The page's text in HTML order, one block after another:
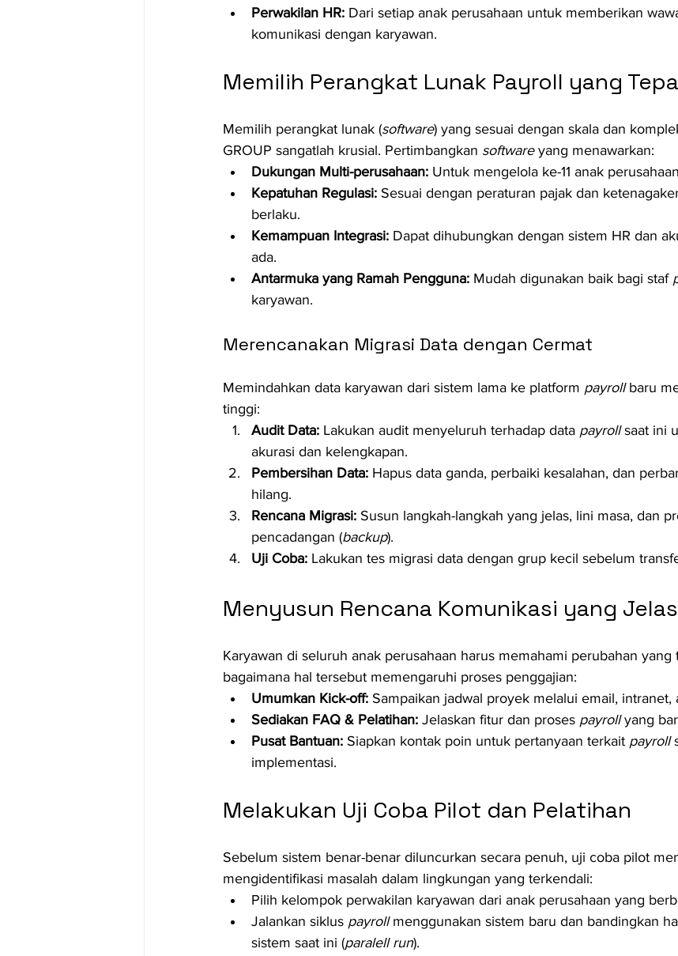
Perwakilan HR: Dari setiap anak perusahaan untuk memberikan
komunikasi dengan karyawan.
Memilih Perangkat Lunak Payroll yang
Memilih perangkat lunak (software) yang sesuai dengan skala dan
GROUP sangatlah krusial. Pertimbangkan software yang menawarkan:
Dukungan Multi-perusahaan: Untuk mengelola ke-11 anak
Kepatuhan Regulasi: Sesuai dengan peraturan pajak dan
berlaku.
Kemampuan Integrasi: Dapat dihubungkan dengan sistem HR dan
ada.
Antarmuka yang Ramah Pengguna: Mudah digunakan baik bagi staf
karyawan.
Merencanakan Migrasi Data dengan Cermat
Memindahkan data karyawan dari sistem lama ke platform payroll baru
tinggi:
Audit Data: Lakukan audit menyeluruh terhadap data payroll saat ini
akurasi dan kelengkapan.
Pembersihan Data: Hapus data ganda, perbaiki kesalahan, dan
hilang.
Rencana Migrasi: Susun langkah-langkah yang jelas, lini masa, dan
pencadangan (backup).
Uji Coba: Lakukan tes migrasi data dengan grup kecil sebelum
Menyusun Rencana Komunikasi yang Jelas
Karyawan di seluruh anak perusahaan harus memahami perubahan yang
bagaimana hal tersebut memengaruhi proses penggajian:
Umumkan Kick-off: Sampaikan jadwal proyek melalui email, intranet,
Sediakan FAQ & Pelatihan: Jelaskan fitur dan proses payroll yang
Pusat Bantuan: Siapkan kontak poin untuk pertanyaan terkait payroll
implementasi.
Melakukan Uji Coba Pilot dan Pelatihan
Sebelum sistem benar-benar diluncurkan secara penuh, uji coba pilot
mengidentifikasi masalah dalam lingkungan yang terkendali:
Pilih kelompok perwakilan karyawan dari anak perusahaan yang
Jalankan siklus payroll menggunakan sistem baru dan bandingkan
sistem saat ini (paralell run).